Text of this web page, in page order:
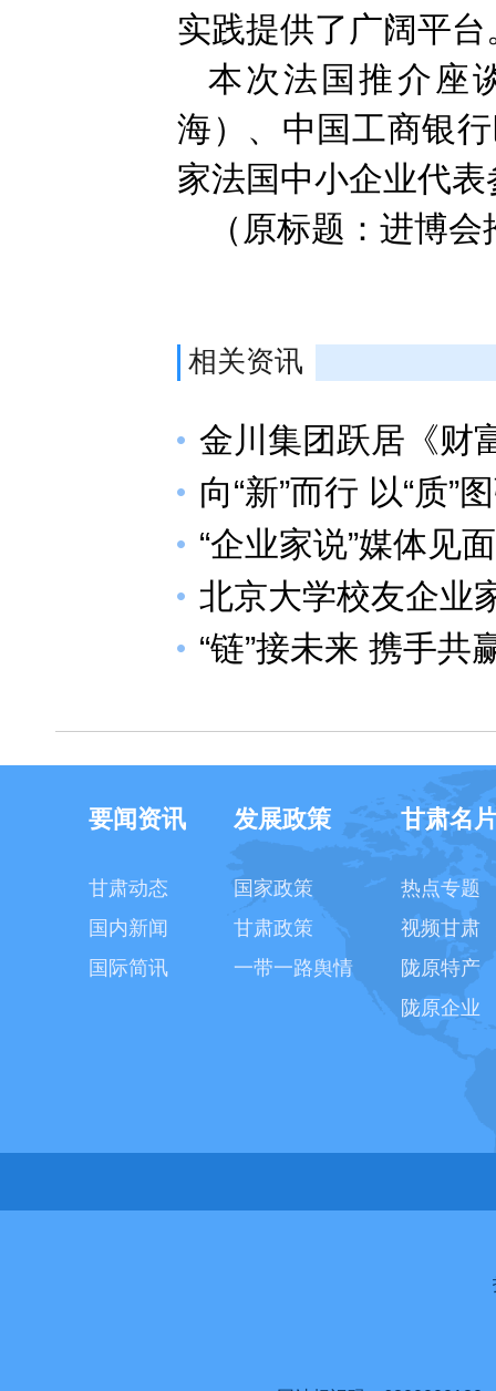
实践提供了广阔平台
本次法国推介座
海）、中国工商银
家法国中小企业代
（原标题：进博
相关资讯
金川集团跃居《财
向“新”而行 以“质”
“企业家说”媒体见
北京大学校友企业
“链”接未来 携手共
要闻资讯
甘肃动态
国内新闻
国际简讯
发展政策
国家政策
甘肃政策
一带一路舆情
甘肃名
热点专题
视频甘肃
陇原特产
陇原企业